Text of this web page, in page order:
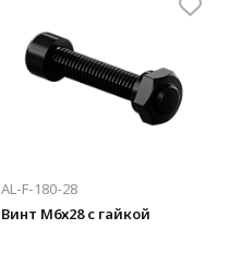
AL-F-180-28
Винт М6х28 с гайкой